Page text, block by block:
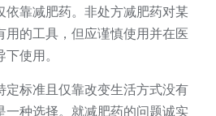
依靠减肥药。非处方减肥药对某
用的工具，但应谨慎使用并在医
使用。
定标准且仅靠改变生活方式没有
一种选择。就减肥药的问题诚实